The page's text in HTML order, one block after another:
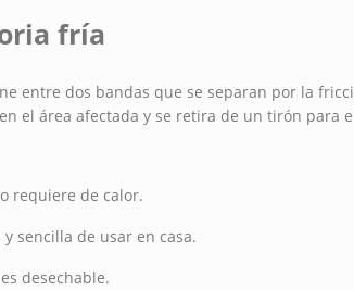
fría
entre dos bandas que se separan por la
el área afectada y se retira de un tirón para
requiere de calor.
sencilla de usar en casa.
desechable.